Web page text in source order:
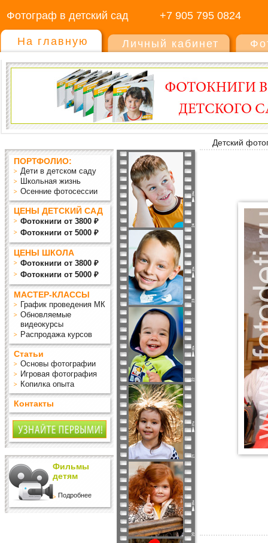
Фотограф в детский сад +7 905 795 0824
На главную Личный кабинет
Детский
ПОРТФОЛИО:
Дети в детском саду
Школьная жизнь
Осенние фотосессии
ЦЕНЫ ДЕТСКИЙ САД
Фотокниги от 3800 ₽
Фотокниги от 5000 ₽
ЦЕНЫ ШКОЛА
Фотокниги от 3800 ₽
Фотокниги от 5000 ₽
МАСТЕР-КЛАССЫ
График проведения МК
Обновляемые
видеокурсы
Распродажа курсов
Статьи
Основы фотографии
Игровая фотография
Копилка опыта
Контакты
Фильмы
детям
Подробнее